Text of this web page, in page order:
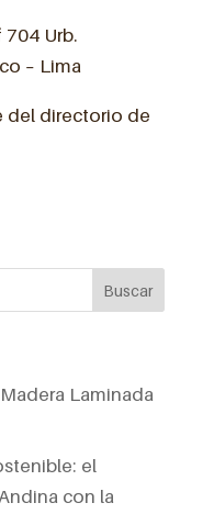
704 Urb.
– Lima
del directorio de
Laminada
el
con la